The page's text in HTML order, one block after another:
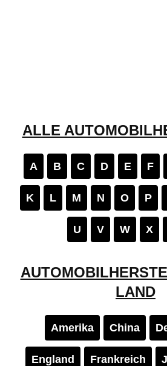
ALLE
A B C D E F
K L M N O P
U V W X
LAND
Amerika China
England Frankreich